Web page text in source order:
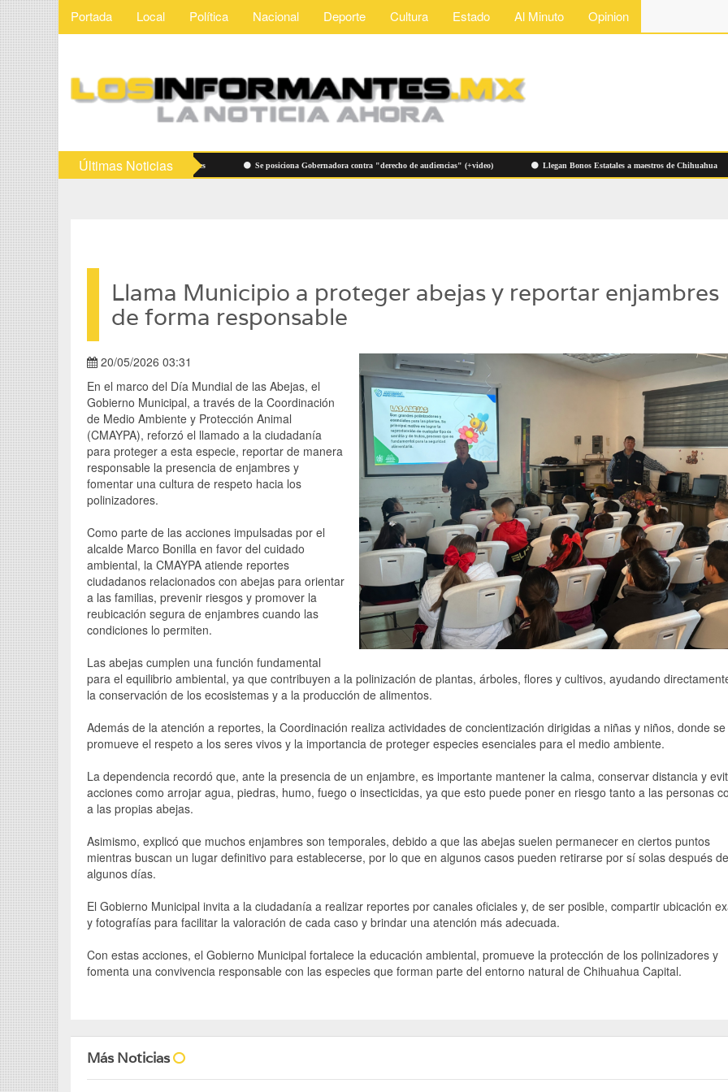
Portada Local Política Nacional Deporte Cultura Estado Al Minuto Opinion
Últimas Noticias
Vigilarán precios de útiles escolares Se posiciona Gobernadora contra "derecho de audiencias" (+video) Llegan Bonos Estatales a maestros de Chihuahua
Llama Municipio a proteger abejas y reportar enjambres
de forma responsable
20/05/2026 03:31
En el marco del Día Mundial de las Abejas, el
Gobierno Municipal, a través de la Coordinación
de Medio Ambiente y Protección Animal
(CMAYPA), reforzó el llamado a la ciudadanía
para proteger a esta especie, reportar de manera
responsable la presencia de enjambres y
fomentar una cultura de respeto hacia los
polinizadores.
Como parte de las acciones impulsadas por el
alcalde Marco Bonilla en favor del cuidado
ambiental, la CMAYPA atiende reportes
ciudadanos relacionados con abejas para orientar
a las familias, prevenir riesgos y promover la
reubicación segura de enjambres cuando las
condiciones lo permiten.
Las abejas cumplen una función fundamental
para el equilibrio ambiental, ya que contribuyen a la polinización de plantas, árboles, flores y cultivos, ayudando
la conservación de los ecosistemas y a la producción de alimentos.
Además de la atención a reportes, la Coordinación realiza actividades de concientización dirigidas a niñas y niños, donde se
promueve el respeto a los seres vivos y la importancia de proteger especies esenciales para el medio ambiente.
La dependencia recordó que, ante la presencia de un enjambre, es importante mantener la calma, conservar distancia y
acciones como arrojar agua, piedras, humo, fuego o insecticidas, ya que esto puede poner en riesgo tanto a las personas
a las propias abejas.
Asimismo, explicó que muchos enjambres son temporales, debido a que las abejas suelen permanecer en ciertos puntos
mientras buscan un lugar definitivo para establecerse, por lo que en algunos casos pueden retirarse por sí solas después de
algunos días.
El Gobierno Municipal invita a la ciudadanía a realizar reportes por canales oficiales y, de ser posible, compartir ubicación
y fotografías para facilitar la valoración de cada caso y brindar una atención más adecuada.
Con estas acciones, el Gobierno Municipal fortalece la educación ambiental, promueve la protección de los polinizadores y
fomenta una convivencia responsable con las especies que forman parte del entorno natural de Chihuahua Capital.
Más Noticias